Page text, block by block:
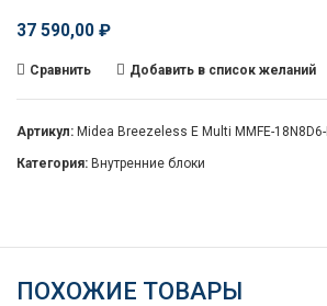
37 590,00 ₽
Сравнить Добавить в список желаний
Артикул: Midea Breezeless E Multi MMFE-18N8D6-I
Категория: Внутренние блоки
ПОХОЖИЕ ТОВАРЫ